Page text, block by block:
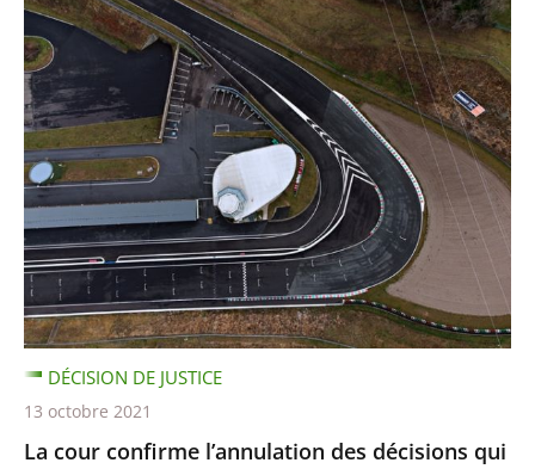
La cour confirme l’annulation des décisions qui
DÉCISION DE JUSTICE
13 octobre 2021